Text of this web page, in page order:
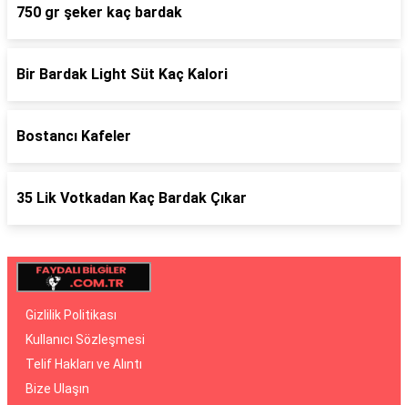
750 gr şeker kaç bardak
Bir Bardak Light Süt Kaç Kalori
Bostancı Kafeler
35 Lik Votkadan Kaç Bardak Çıkar
Gizlilik Politikası
Kullanıcı Sözleşmesi
Telif Hakları ve Alıntı
Bize Ulaşın